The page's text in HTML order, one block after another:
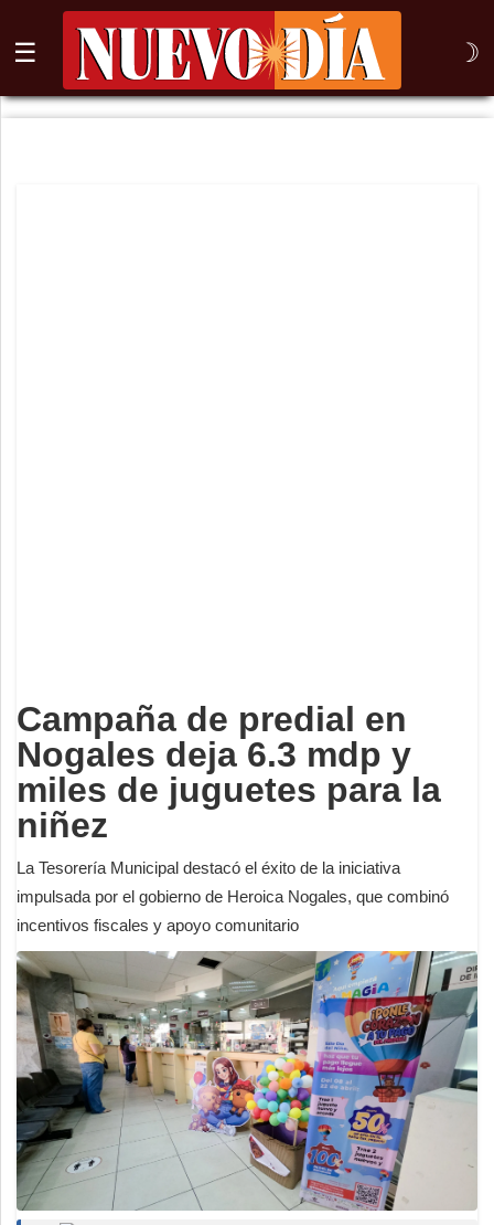
☰ ☽
⌕
Campaña de predial en
Nogales deja 6.3 mdp y
miles de juguetes para la
niñez
La Tesorería Municipal destacó el éxito de la iniciativa
impulsada por el gobierno de Heroica Nogales, que combinó
incentivos fiscales y apoyo comunitario